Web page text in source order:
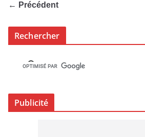
← Précédent
Rechercher
Publicité